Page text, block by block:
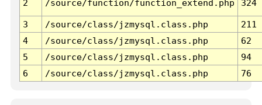
2 /source/function/function_extend.php 324
3 /source/class/jzmysql.class.php
211
4
/source/class/jzmysql.class.php
62
5
/source/class/jzmysql.class.php
94
6
/source/class/jzmysql.class.php 76